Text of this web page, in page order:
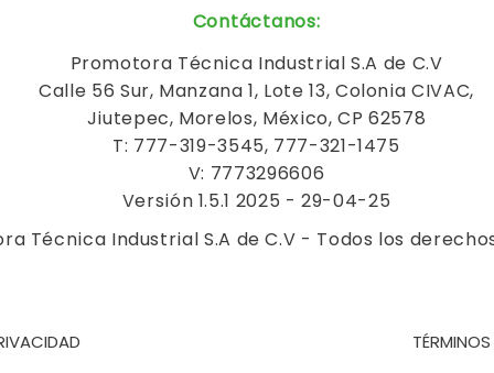
Contáctanos:
Promotora Técnica Industrial S.A de C.V
Calle 56 Sur, Manzana 1, Lote 13, Colonia CIVAC,
Jiutepec, Morelos, México, CP 62578
T: 777-319-3545, 777-321-1475
V: 7773296606
Versión 1.5.1 2025 - 29-04-25
Técnica Industrial S.A de C.V - Todos los